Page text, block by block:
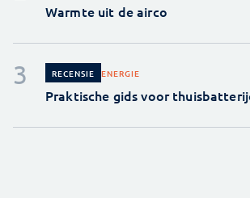
Warmte uit de airco
RECENSIE ENERGIE
Praktische gids voor